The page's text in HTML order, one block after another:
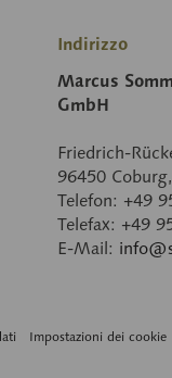
Indirizzo
Marcus
GmbH
Friedrich-
96450
Telefon: +49
Telefax: +49
E-Mail:
Impostazioni dei cookie